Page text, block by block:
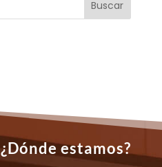
¿Dónde estamos?